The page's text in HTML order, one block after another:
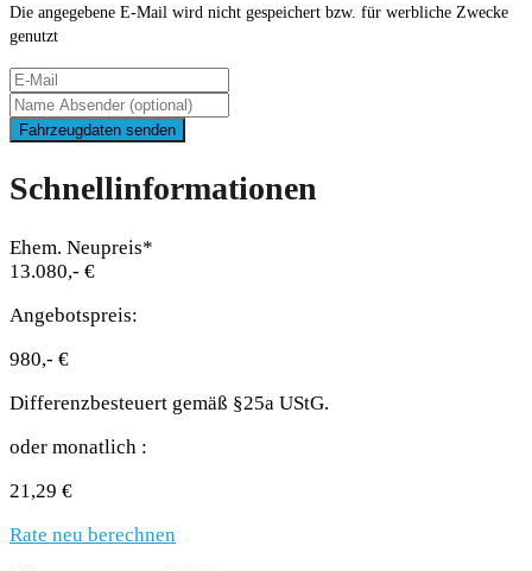
Die angegebene E-Mail wird nicht gespeichert bzw. für werbliche Zwecke
genutzt
Fahrzeugdaten senden
Schnellinformationen
Ehem. Neupreis*
13.080,- €
Angebotspreis:
980,- €
Differenzbesteuert gemäß §25a UStG.
oder monatlich :
21,29 €
Rate neu berechnen